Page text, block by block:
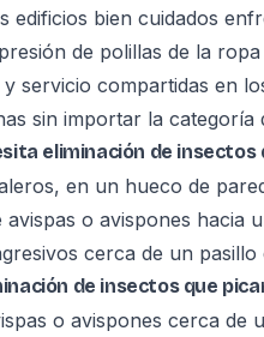
edificios bien cuidados
de polillas de la
servicio compartidas en
sin importar la categoría
eliminación de insectos
en un hueco de
o avispones hacia
cerca de un pasillo
de insectos que
o avispones cerca de